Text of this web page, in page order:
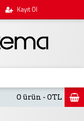
Kayıt Ol
0 ürün - 0TL